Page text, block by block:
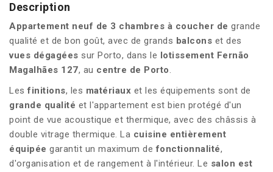
Description
Appartement neuf de 3 chambres à coucher de grande
qualité et de bon goût, avec de grands balcons et des
vues dégagées sur Porto, dans le
lotissement Fernão
Magalhães 127, au centre de Porto.
Lesfinitions, les matériaux et les équipements sont de
grande qualité et l'appartement est bien protégé d'un
point de vue acoustique et thermique, avec des châssis à
double vitrage thermique. La cuisine entièrement
équipée garantit un maximum defonctionnalité,
d'organisation et de rangement à l'intérieur. Le salon est